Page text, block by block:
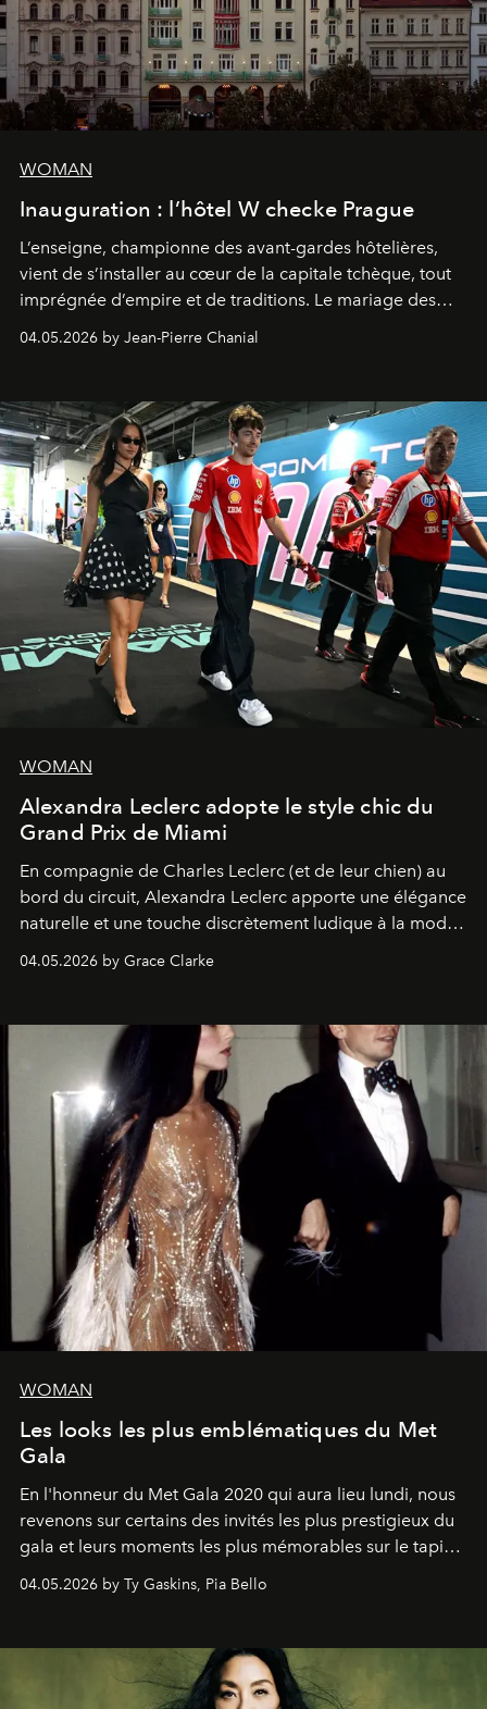
WOMAN
Inauguration : l’hôtel W checke Prague
L’enseigne, championne des avant-gardes hôtelières,
vient de s’installer au cœur de la capitale tchèque, tout
imprégnée d’empire et de traditions. Le mariage des
extrêmes fait merveille.
04.05.2026 by Jean-Pierre Chanial
WOMAN
Alexandra Leclerc adopte le style chic du
Grand Prix de Miami
En compagnie de Charles Leclerc (et de leur chien) au
bord du circuit, Alexandra Leclerc apporte une élégance
naturelle et une touche discrètement ludique à la mode
de la Formule 1.
04.05.2026 by Grace Clarke
WOMAN
Les looks les plus emblématiques du Met
Gala
En l'honneur du Met Gala 2020 qui aura lieu lundi, nous
revenons sur certains des invités les plus prestigieux du
gala et leurs moments les plus mémorables sur le tapis
04.05.2026 by Ty Gaskins, Pia Bello